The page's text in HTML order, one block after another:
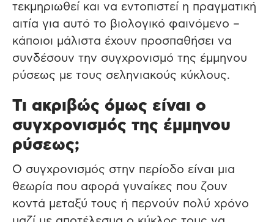
τεκμηριωθεί και να εντοπιστεί η πραγματική
αιτία για αυτό το βιολογικό φαινόμενο –
κάποιοι μάλιστα έχουν προσπαθήσει να
συνδέσουν την συγχρονισμό της έμμηνου
ρύσεως με τους σεληνιακούς κύκλους.
Τι ακριβώς όμως είναι ο
συγχρονισμός της έμμηνου
ρύσεως;
Ο συγχρονισμός στην περίοδο είναι μια
θεωρία που αφορά γυναίκες που ζουν
κοντά μεταξύ τους ή περνούν πολύ χρόνο